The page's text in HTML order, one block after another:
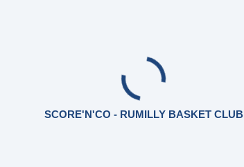
SCORE'N'CO - RUMILLY BASKET CLUB